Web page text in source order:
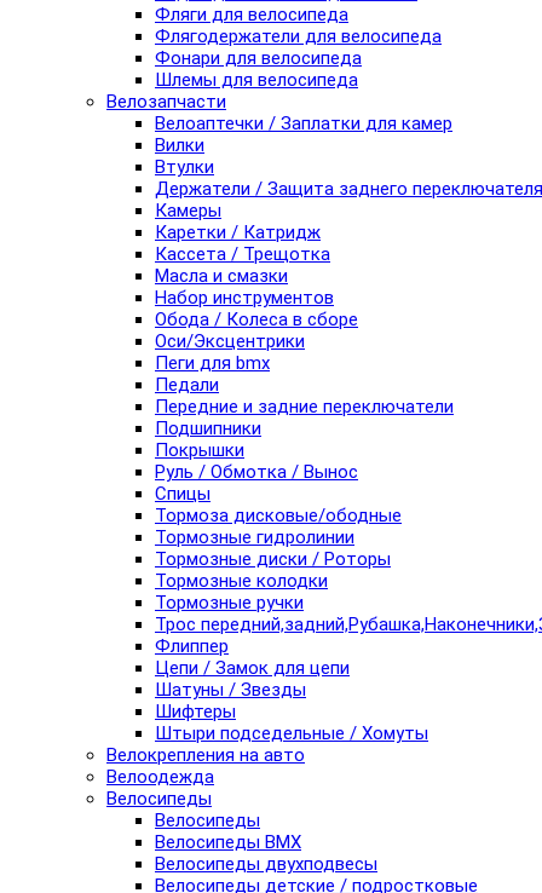
Фляги для велосипеда
Флягодержатели для велосипеда
Фонари для велосипеда
Шлемы для велосипеда
Велозапчасти
Велоаптечки / Заплатки для камер
Вилки
Втулки
Держатели / Защита заднего переключателя
Камеры
Каретки / Катридж
Кассета / Трещотка
Масла и смазки
Набор инструментов
Обода / Колеса в сборе
Оси/Эксцентрики
Пеги для bmx
Педали
Передние и задние переключатели
Подшипники
Покрышки
Руль / Обмотка / Вынос
Спицы
Тормоза дисковые/ободные
Тормозные гидролинии
Тормозные диски / Роторы
Тормозные колодки
Тормозные ручки
Трос
Флиппер
Цепи / Замок для цепи
Шатуны / Звезды
Шифтеры
Штыри подседельные / Хомуты
Велокрепления на авто
Велоодежда
Велосипеды
Велосипеды
Велосипеды BMX
Велосипеды двухподвесы
Велосипеды детские / подростковые